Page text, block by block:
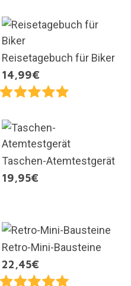
Reisetagebuch für Biker
14,99€
Taschen-Atemtestgerät
19,95€
Retro-Mini-Bausteine
22,45€